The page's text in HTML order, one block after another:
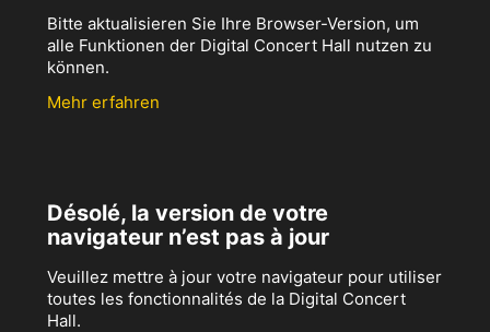
Bitte aktualisieren Sie Ihre Browser-Version, um
alle Funktionen der Digital Concert Hall nutzen zu
können.
Mehr erfahren
Désolé, la version de votre
navigateur n’est pas à jour
Veuillez mettre à jour votre navigateur pour utiliser
toutes les fonctionnalités de la Digital Concert
Hall.